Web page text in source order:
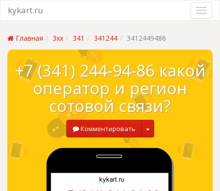
kykart.ru
Главная 3xx 341 341244 3412449486
+7 (341) 244-94-86 какой
оператор и регион
сотовой связи?
Комментировать